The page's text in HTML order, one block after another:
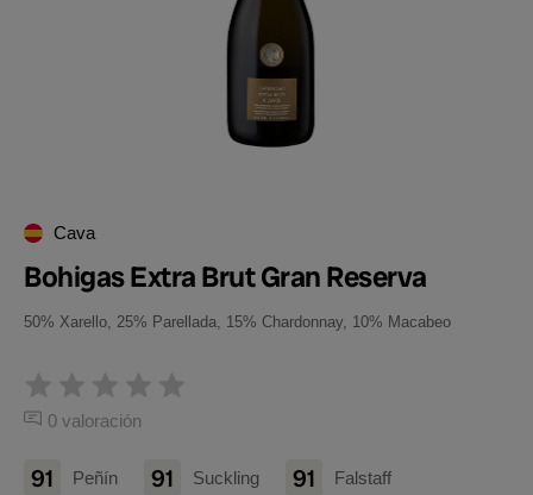
Cava
Bohigas Extra Brut Gran Reserva
50% Xarello, 25% Parellada, 15% Chardonnay, 10% Macabeo
0 valoración
91 Peñín 91 Suckling 91 Falstaff